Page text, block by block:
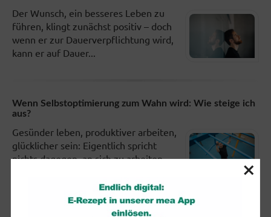
Der Wunsch, ein besseres Leben zu
führen, klingt zunächst positiv – doch
wenn er zur Dauerverpflichtung wird,
kann er auf Dauer...
Wenn Selbstoptimierung zum Wahn wird: Wie steige ich
aus?
Gesünder leben, produktiver arbeiten,
glücklicher sein: Eigentlich spricht
nichts dagegen, an sich zu arbeiten.
×